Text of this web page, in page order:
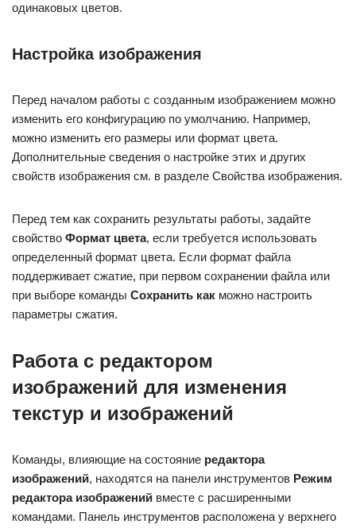
одинаковых цветов.
Настройка изображения
Перед началом работы с созданным изображением можно
изменить его конфигурацию по умолчанию. Например,
можно изменить его размеры или формат цвета.
Дополнительные сведения о настройке этих и других
свойств изображения см. в разделе Свойства изображения.
Перед тем как сохранить результаты работы, задайте
свойство Формат цвета, если требуется использовать
определенный формат цвета. Если формат файла
поддерживает сжатие, при первом сохранении файла или
при выборе команды Сохранить как можно настроить
параметры сжатия.
Работа с редактором
изображений для изменения
текстур и изображений
Команды, влияющие на состояние редактора
изображений, находятся на панели инструментов Режим
редактора изображений вместе с расширенными
командами. Панель инструментов расположена у верхнего